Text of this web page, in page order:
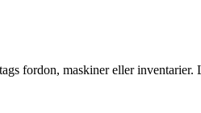
fordon, maskiner eller